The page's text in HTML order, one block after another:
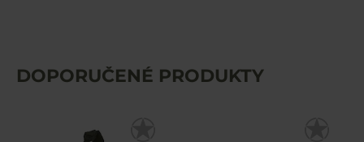
DOPORUČENÉ PRODUKTY